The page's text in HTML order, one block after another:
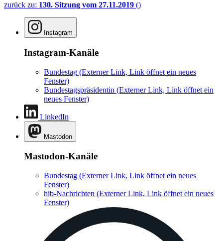
zurück zu: 130. Sitzung vom 27.11.2019 ()
Instagram
Instagram-Kanäle
Bundestag (Externer Link, Link öffnet ein neues
Fenster)
Bundestagspräsidentin (Externer Link, Link öffnet ein
neues Fenster)
LinkedIn
Mastodon
Mastodon-Kanäle
Bundestag (Externer Link, Link öffnet ein neues
Fenster)
hib-Nachrichten (Externer Link, Link öffnet ein neues
Fenster)